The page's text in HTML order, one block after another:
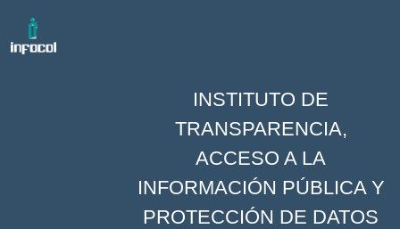
INSTITUTO DE
TRANSPARENCIA,
ACCESO A LA
INFORMACIÓN PÚBLICA Y
PROTECCIÓN DE DATOS